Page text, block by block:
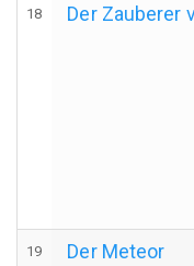
18 Der Zauberer
19 Der Meteor